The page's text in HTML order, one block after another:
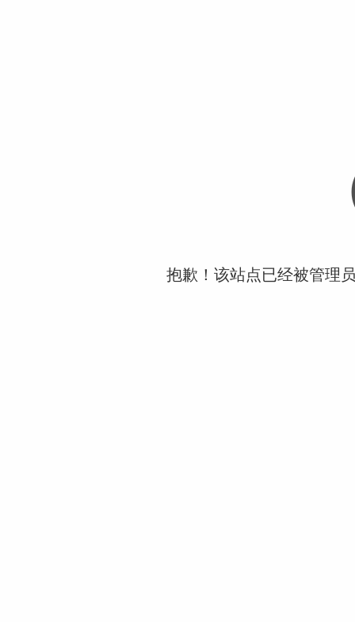
抱歉！该站点已经被管理